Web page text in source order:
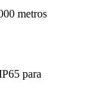
metros